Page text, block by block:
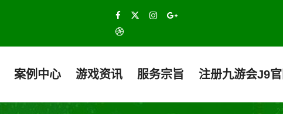
案例中心 游戏资讯 服务宗旨 注册九游会J9官